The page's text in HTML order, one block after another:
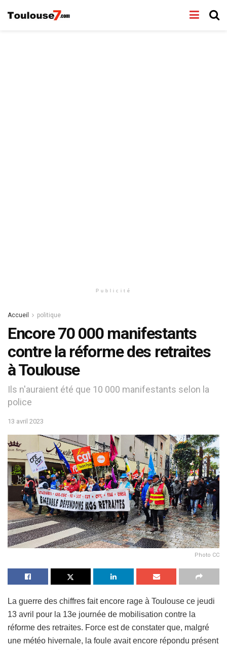
Publicité
Accueil politique
Encore 70 000 manifestants
contre la réforme des retraites
à Toulouse
Ils n'auraient été que 10 000 manifestants selon la
police
13 avril 2023
Photo CC
La guerre des chiffres fait encore rage à Toulouse ce jeudi
13 avril pour la 13e journée de mobilisation contre la
réforme des retraites. Force est de constater que, malgré
une météo hivernale, la foule avait encore répondu présent